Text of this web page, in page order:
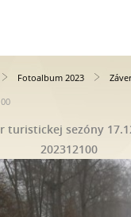
Fotoalbum 2023
turistickej sezóny
202312100